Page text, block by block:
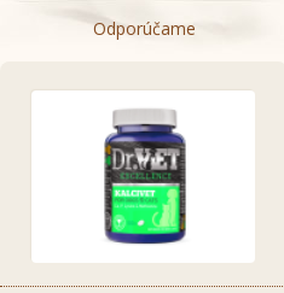
Odporúčame